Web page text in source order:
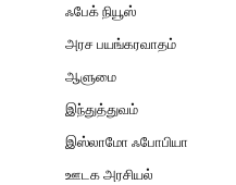
ஃபேக் நியூஸ்
அரச பயங்கரவாதம்
ஆளுமை
இந்துத்துவம்
இஸ்லாமோ ஃபோபியா
ஊடக அரசியல்